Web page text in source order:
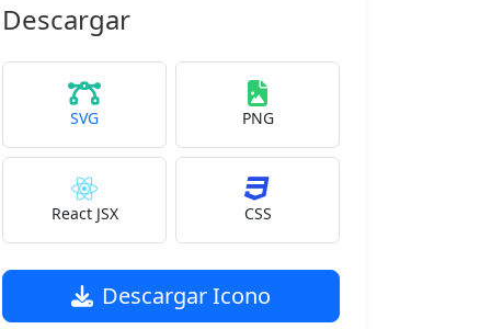
Descargar
SVG PNG
React JSX CSS
Descargar Icono